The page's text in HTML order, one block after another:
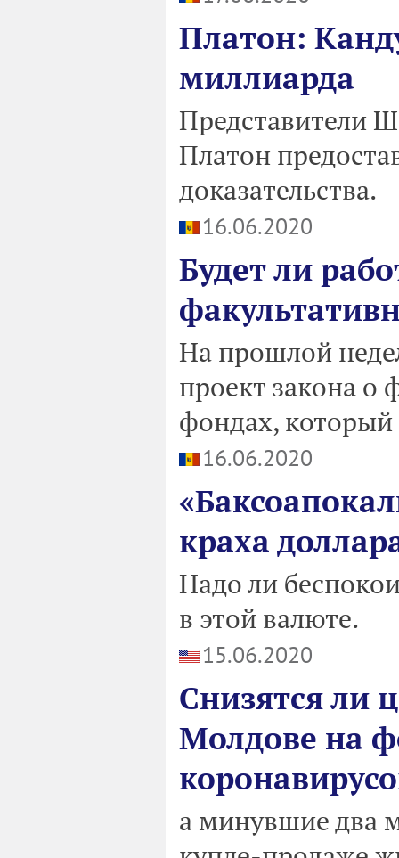
Платон:
миллиарда
Представители
Платон
доказательства.
16.06.2020
Будет ли
На прошлой
проект закона о
фондах, который
16.06.2020
краха
Надо ли
в этой валюте.
15.06.2020
Снизятся ли
Молдове на
а минувшие два